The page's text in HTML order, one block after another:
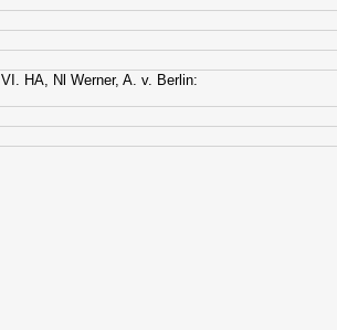
HA, Nl Werner, A. v. Berlin: